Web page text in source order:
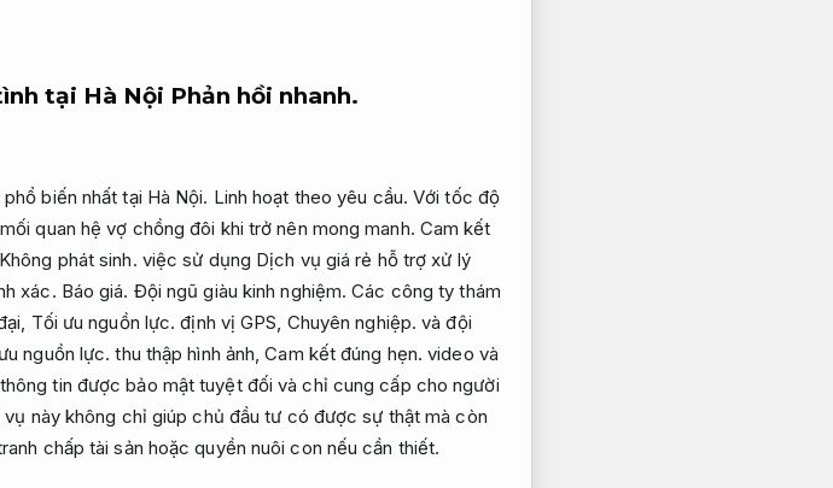
tại Hà Nội Phản hồi nhanh.
biến nhất tại Hà Nội. Linh hoạt theo yêu cầu. Với tốc độ
quan hệ vợ chồng đôi khi trở nên mong manh. Cam kết
Không phát sinh. việc sử dụng Dịch vụ giá rẻ hỗ trợ xử lý
xác. Báo giá. Đội ngũ giàu kinh nghiệm. Các công ty thám
Tối ưu nguồn lực. định vị GPS, Chuyên nghiệp. và đội
nguồn lực. thu thập hình ảnh,Cam kết đúng hẹn. video và
tin được bảo mật tuyệt đối và chỉ cung cấp cho người
vụ này không chỉ giúp chủ đầu tư có được sự thật mà còn
chấp tài sản hoặc quyền nuôi con nếu cần thiết.